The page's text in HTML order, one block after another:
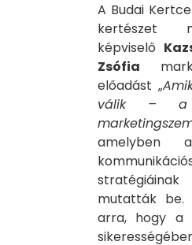
A Budai
kertészet
képviselő
Zsófia
előadást „
válik – a
amelyben
mutatták be.
arra, hogy a